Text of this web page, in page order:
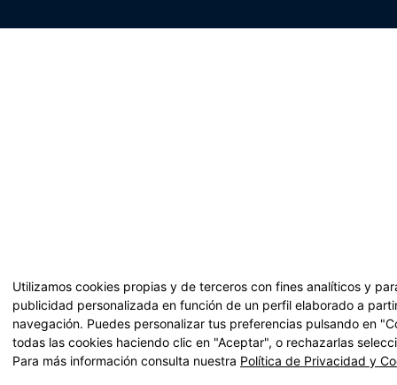
Utilizamos cookies propias y de terceros con fines analíticos y
publicidad personalizada en función de un perfil elaborado a
navegación. Puedes personalizar tus preferencias pulsando en
todas las cookies haciendo clic en "Aceptar", o rechazarlas
Para más información consulta nuestra Política de Privacidad y